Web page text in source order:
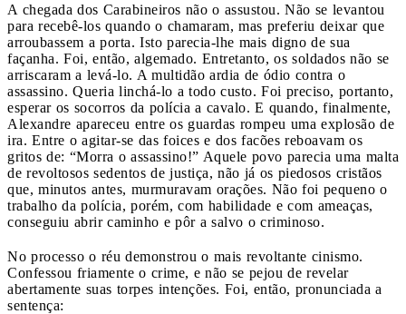
A chegada dos Carabineiros não o assustou. Não se levantou
para recebê-los quando o chamaram, mas preferiu deixar que
arroubassem a porta. Isto parecia-lhe mais digno de sua
façanha. Foi, então, algemado. Entretanto, os soldados não se
arriscaram a levá-lo. A multidão ardia de ódio contra o
assassino. Queria linchá-lo a todo custo. Foi preciso, portanto,
esperar os socorros da polícia a cavalo. E quando, finalmente,
Alexandre apareceu entre os guardas rompeu uma explosão de
ira. Entre o agitar-se das foices e dos facões reboavam os
gritos de: “Morra o assassino!” Aquele povo parecia uma malta
de revoltosos sedentos de justiça, não já os piedosos cristãos
que, minutos antes, murmuravam orações. Não foi pequeno o
trabalho da polícia, porém, com habilidade e com ameaças,
conseguiu abrir caminho e pôr a salvo o criminoso.
No processo o réu demonstrou o mais revoltante cinismo.
Confessou friamente o crime, e não se pejou de revelar
abertamente suas torpes intenções. Foi, então, pronunciada a
sentença: